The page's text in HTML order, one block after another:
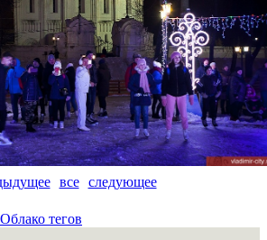
все следующее
Облако тегов